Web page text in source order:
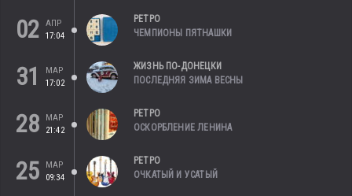
02
АПР
17:04
РЕТРО
ЧЕМПИОНЫ ПЯТНАШКИ
31
МАР
17:02
ЖИЗНЬ ПО-ДОНЕЦКИ
ПОСЛЕДНЯЯ ЗИМА ВЕСНЫ
28
МАР
21:42
РЕТРО
ОСКОРБЛЕНИЕ ЛЕНИНА
25
МАР
09:34
РЕТРО
ОЧКАТЫЙ И УСАТЫЙ